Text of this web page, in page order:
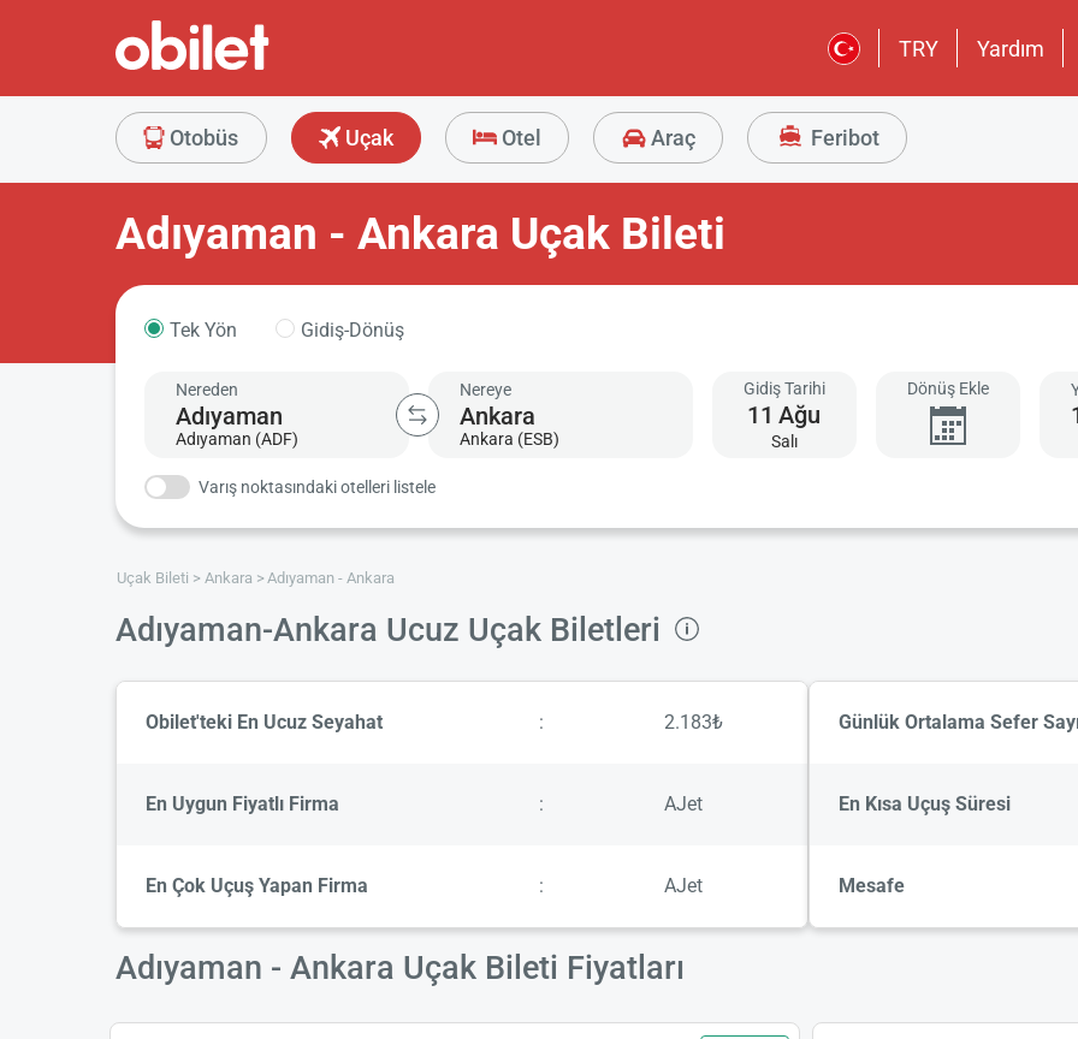
TRY Yardım
Otobüs Uçak Otel Araç Feribot
Adıyaman - Ankara Uçak Bileti
Tek Yön Gidiş-Dönüş
Nereden
Adıyaman (ADF)
Nereye
Ankara (ESB)
Gidiş Tarihi
11 Ağu
Salı
Dönüş Ekle
Varış noktasındaki otelleri listele
Uçak Bileti Ankara Adıyaman - Ankara
Adıyaman-Ankara Ucuz Uçak Biletleri
Obilet'teki En Ucuz Seyahat : 2.183₺
En Uygun Fiyatlı Firma : AJet
En Çok Uçuş Yapan Firma : AJet
Günlük Ortalama Sefer
En Kısa Uçuş Süresi
Mesafe
Adıyaman - Ankara Uçak Bileti Fiyatları